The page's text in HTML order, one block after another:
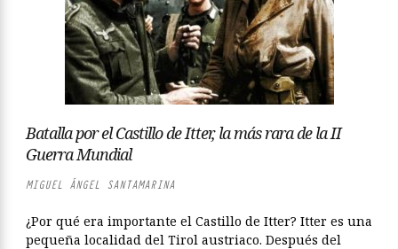
Batalla por el Castillo de Itter, la más rara de la II
Guerra Mundial
MIGUEL ÁNGEL SANTAMARINA
¿Por qué era importante el Castillo de Itter? Itter es una
pequeña localidad del Tirol austriaco. Después del